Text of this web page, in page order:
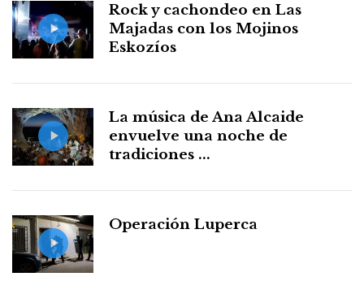
Rock y cachondeo en Las
Majadas con los Mojinos
Eskozíos
La música de Ana Alcaide
envuelve una noche de
tradiciones ...
Operación Luperca